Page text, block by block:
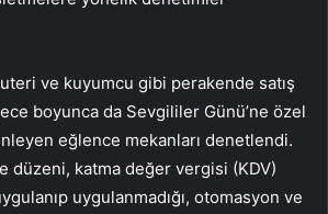
ve kuyumcu gibi perakende satış
boyunca da Sevgililer Günü’ne özel
eğlence mekanları denetlendi.
düzeni, katma değer vergisi (KDV)
uygulanmadığı, otomasyon ve